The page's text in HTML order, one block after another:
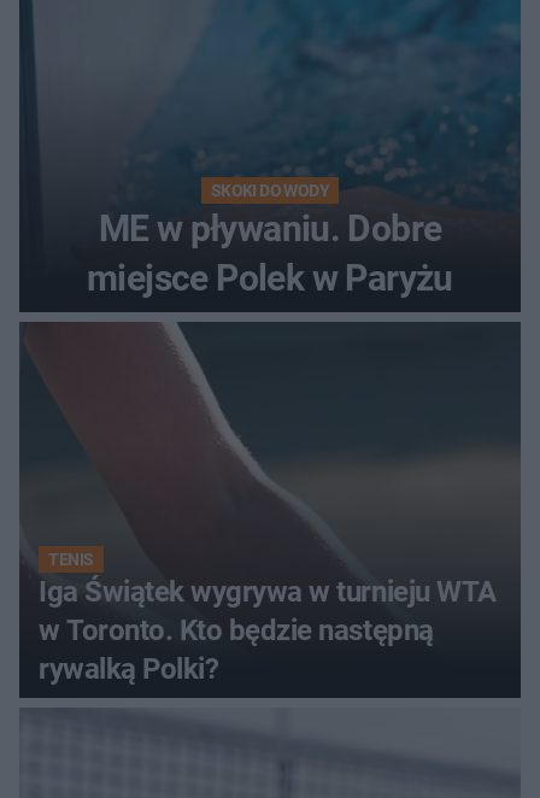
SKOKI DO WODY
ME w pływaniu. Dobre
miejsce Polek w Paryżu
TENIS
Iga Świątek wygrywa w turnieju WTA
w Toronto. Kto będzie następną
rywalką Polki?